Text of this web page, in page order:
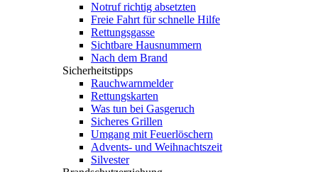
Notruf richtig absetzten
Freie Fahrt für schnelle Hilfe
Rettungsgasse
Sichtbare Hausnummern
Nach dem Brand
Sicherheitstipps
Rauchwarnmelder
Rettungskarten
Was tun bei Gasgeruch
Sicheres Grillen
Umgang mit Feuerlöschern
Advents- und Weihnachtszeit
Silvester